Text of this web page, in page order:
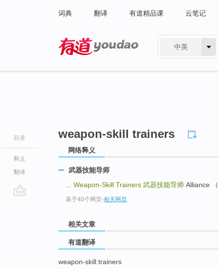
词典 翻译 有道精品课 云笔记
中英
目录
释义
翻译
weapon-skill trainers
网络释义
武器技能导师
Weapon-Skill Trainers 武器技能导师 Alliance
基于40个网页-相关网页
相关文章
有道翻译
weapon-skill trainers